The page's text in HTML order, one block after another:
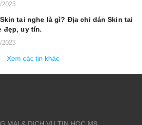
2023
tai nghe là gì? Địa chỉ dán Skin tai
đẹp, uy tín.
2023
Xem các tin khác